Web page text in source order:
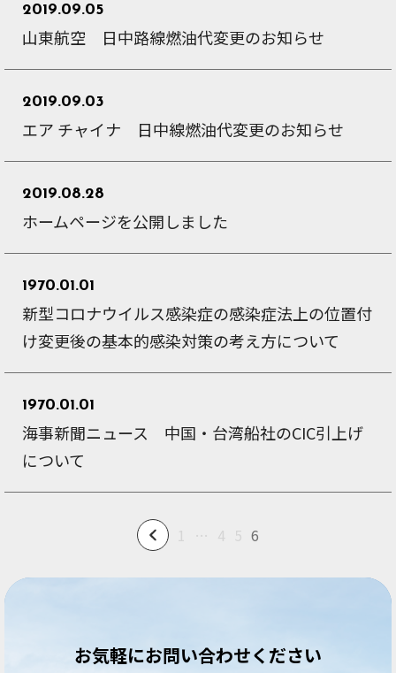
2019.09.05
山東航空 日中路線燃油代変更のお知らせ
2019.09.03
エア チャイナ 日中線燃油代変更のお知らせ
2019.08.28
ホームページを公開しました
1970.01.01
新型コロナウイルス感染症の感染症法上の位置付
け変更後の基本的感染対策の考え方について
1970.01.01
海事新聞ニュース 中国・台湾船社のCIC引上げ
について
1 4 5 6
お気軽にお問い合わせください